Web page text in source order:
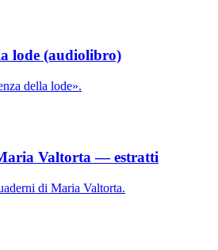
lode (audiolibro)
della lode».
Valtorta — estratti
di Maria Valtorta.